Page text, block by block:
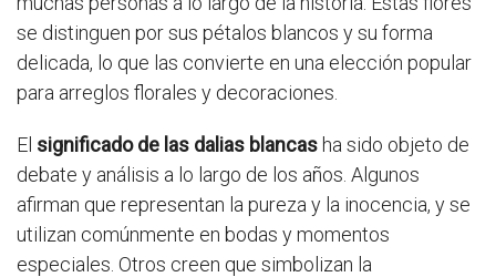
se distinguen por sus pétalos blancos y su forma
delicada, lo que las convierte en una elección popular
para arreglos florales y decoraciones.
El significado de las dalias blancas ha sido objeto de
debate y análisis a lo largo de los años. Algunos
afirman que representan la pureza y la inocencia, y se
utilizan comúnmente en bodas y momentos
especiales. Otros creen que simbolizan la